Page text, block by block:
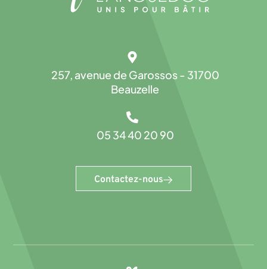
257, avenue de Garossos - 31700
Beauzelle
05 34 40 20 90
Contactez-nous